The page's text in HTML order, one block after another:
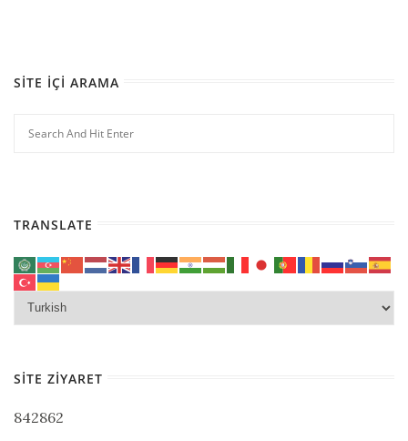
SITE İÇI ARAMA
TRANSLATE
SITE ZIYARET
842862